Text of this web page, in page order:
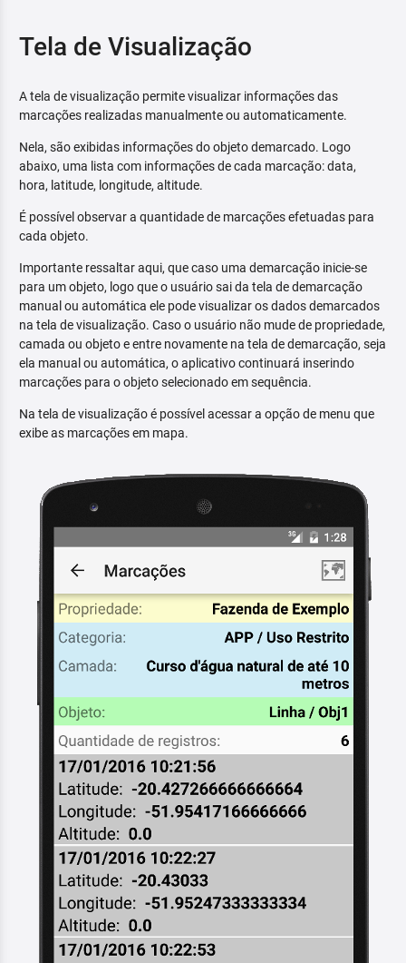
Tela de Visualização
A tela de visualização permite visualizar informações das
marcações realizadas manualmente ou automaticamente.
Nela, são exibidas informações do objeto demarcado. Logo
abaixo, uma lista com informações de cada marcação: data,
hora, latitude, longitude, altitude.
É possível observar a quantidade de marcações efetuadas para
cada objeto.
Importante ressaltar aqui, que caso uma demarcação inicie-se
para um objeto, logo que o usuário sai da tela de demarcação
manual ou automática ele pode visualizar os dados demarcados
na tela de visualização. Caso o usuário não mude de propriedade,
camada ou objeto e entre novamente na tela de demarcação, seja
ela manual ou automática, o aplicativo continuará inserindo
marcações para o objeto selecionado em sequência.
Na tela de visualização é possível acessar a opção de menu que
exibe as marcações em mapa.